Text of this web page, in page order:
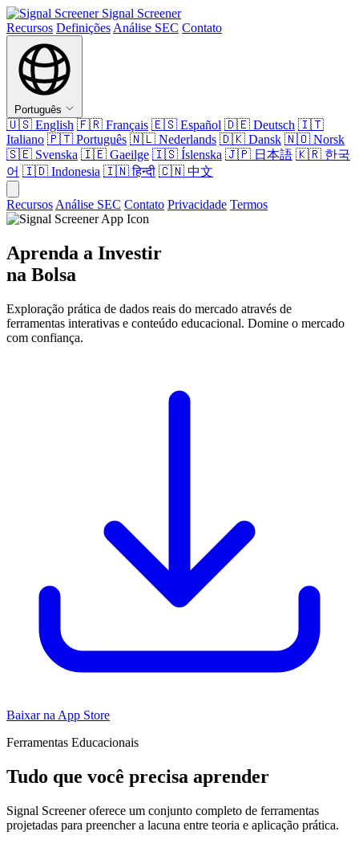
Signal Screener
Recursos Definições Análise SEC Contato
Português
🇺🇸 English 🇫🇷 Français 🇪🇸 Español 🇩🇪 Deutsch 🇮🇹
Italiano 🇵🇹 Português 🇳🇱 Nederlands 🇩🇰 Dansk 🇳🇴 Norsk
🇸🇪 Svenska 🇮🇪 Gaeilge 🇮🇸 Íslenska 🇯🇵 日本語 🇰🇷 한국
어 🇮🇩 Indonesia 🇮🇳हिन्दी 🇨🇳 中文
Recursos Análise SEC Contato Privacidade Termos
Aprenda a Investir
na Bolsa
Exploração prática de dados reais do mercado através de
ferramentas interativas e conteúdo educacional. Domine o mercado
com confiança.
Baixar na App Store
Ferramentas Educacionais
Tudo que você precisa aprender
Signal Screener oferece um conjunto completo de ferramentas
projetadas para preencher a lacuna entre teoria e aplicação prática.